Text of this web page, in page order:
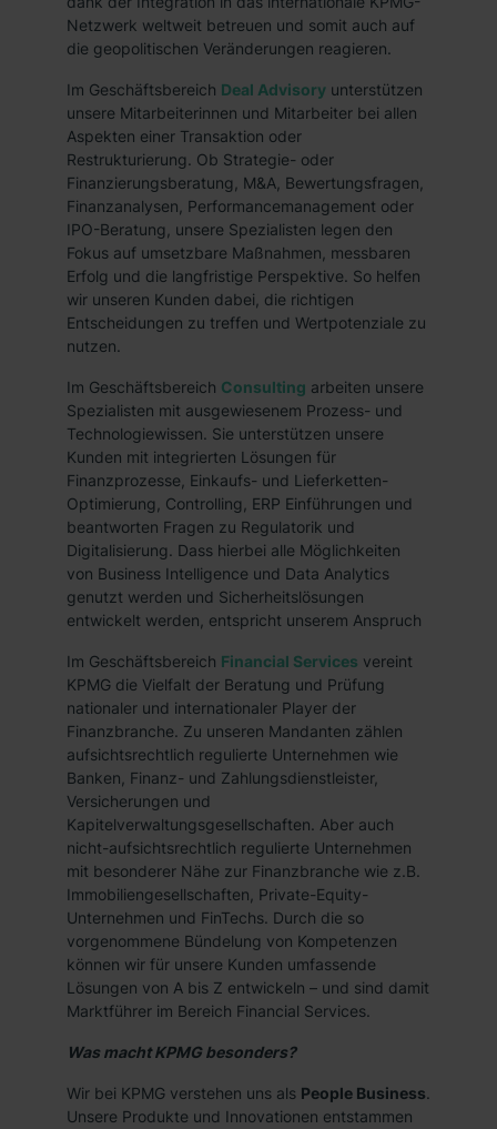
Netzwerk weltweit betreuen und somit auch auf
die geopolitischen Veränderungen reagieren.
Im Geschäftsbereich Deal Advisory unterstützen
unsere Mitarbeiterinnen und Mitarbeiter bei allen
Aspekten einer Transaktion oder
Restrukturierung. Ob Strategie- oder
Finanzierungsberatung, M&A, Bewertungsfragen,
Finanzanalysen, Performancemanagement oder
IPO-Beratung, unsere Spezialisten legen den
Fokus auf umsetzbare Maßnahmen, messbaren
Erfolg und die langfristige Perspektive. So helfen
wir unseren Kunden dabei, die richtigen
Entscheidungen zu treffen und Wertpotenziale zu
nutzen.
Im Geschäftsbereich Consulting arbeiten unsere
Spezialisten mit ausgewiesenem Prozess- und
Technologiewissen. Sie unterstützen unsere
Kunden mit integrierten Lösungen für
Finanzprozesse, Einkaufs- und Lieferketten-
Optimierung, Controlling, ERP Einführungen und
beantworten Fragen zu Regulatorik und
Digitalisierung. Dass hierbei alle Möglichkeiten
von Business Intelligence und Data Analytics
genutzt werden und Sicherheitslösungen
entwickelt werden, entspricht unserem Anspruch
Im Geschäftsbereich Financial Services vereint
KPMG die Vielfalt der Beratung und Prüfung
nationaler und internationaler Player der
Finanzbranche. Zu unseren Mandanten zählen
aufsichtsrechtlich regulierte Unternehmen wie
Banken, Finanz- und Zahlungsdienstleister,
Versicherungen und
Kapitelverwaltungsgesellschaften. Aber auch
nicht-aufsichtsrechtlich regulierte Unternehmen
mit besonderer Nähe zur Finanzbranche wie z.B.
Immobiliengesellschaften, Private-Equity-
Unternehmen und FinTechs. Durch die so
vorgenommene Bündelung von Kompetenzen
können wir für unsere Kunden umfassende
Lösungen von A bis Z entwickeln – und sind damit
Marktführer im Bereich Financial Services.
Was macht KPMG besonders?
Wir bei KPMG verstehen uns als People Business.
Unsere Produkte und Innovationen entstammen